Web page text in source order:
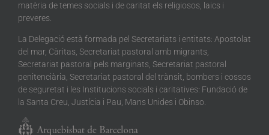
matèria de temes socials i de caritat els religiosos, laics i
preveres.
La Delegació està formada pel Secretariats i entitats: Apostolat
del mar, Càritas, Secretariat pastoral amb migrants,
Secretariat pastoral pels marginats, Secretariat pastoral
penitenciària, Secretariat pastoral del trànsit, bombers i cossos
de seguretat i les Institucions socials i caritatives: Fundació de
la Santa Creu, Justícia i Pau, Mans Unides i Obinso.